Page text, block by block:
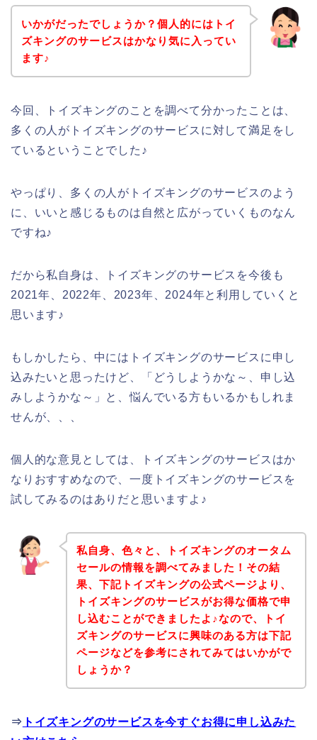
いかがだったでしょうか？個人的にはトイ
ズキングのサービスはかなり気に入ってい
ます♪
今回、トイズキングのことを調べて分かったことは、
多くの人がトイズキングのサービスに対して満足をし
ているということでした♪
やっぱり、多くの人がトイズキングのサービスのよう
に、いいと感じるものは自然と広がっていくものなん
ですね♪
だから私自身は、トイズキングのサービスを今後も
2021年、2022年、2023年、2024年と利用していくと
思います♪
もしかしたら、中にはトイズキングのサービスに申し
込みたいと思ったけど、「どうしようかな～、申し込
みしようかな～」と、悩んでいる方もいるかもしれま
せんが、、、
個人的な意見としては、トイズキングのサービスはか
なりおすすめなので、一度トイズキングのサービスを
試してみるのはありだと思いますよ♪
私自身、色々と、トイズキングのオータム
セールの情報を調べてみました！その結
果、下記トイズキングの公式ページより、
トイズキングのサービスがお得な価格で申
し込むことができましたよ♪なので、トイ
ズキングのサービスに興味のある方は下記
ページなどを参考にされてみてはいかがで
しょうか？
⇒ トイズキングのサービスを今すぐお得に申し込みた